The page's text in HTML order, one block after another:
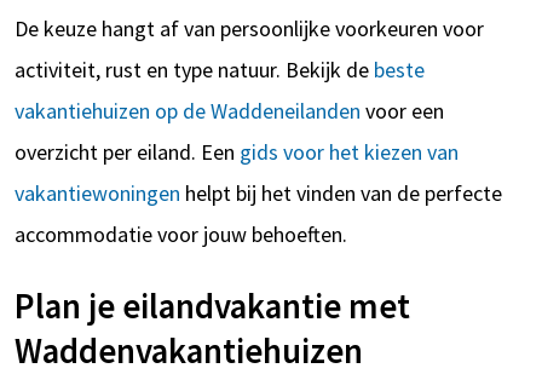
De keuze hangt af van persoonlijke voorkeuren voor
activiteit, rust en type natuur. Bekijk de beste
vakantiehuizen op de Waddeneilanden voor een
overzicht per eiland. Een gids voor het kiezen van
vakantiewoningen helpt bij het vinden van de perfecte
accommodatie voor jouw behoeften.
Plan je eilandvakantie met
Waddenvakantiehuizen